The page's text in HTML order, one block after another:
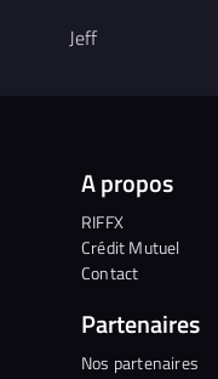
Jeff
A propos
RIFFX
Crédit Mutuel
Contact
Partenaires
Nos partenaires